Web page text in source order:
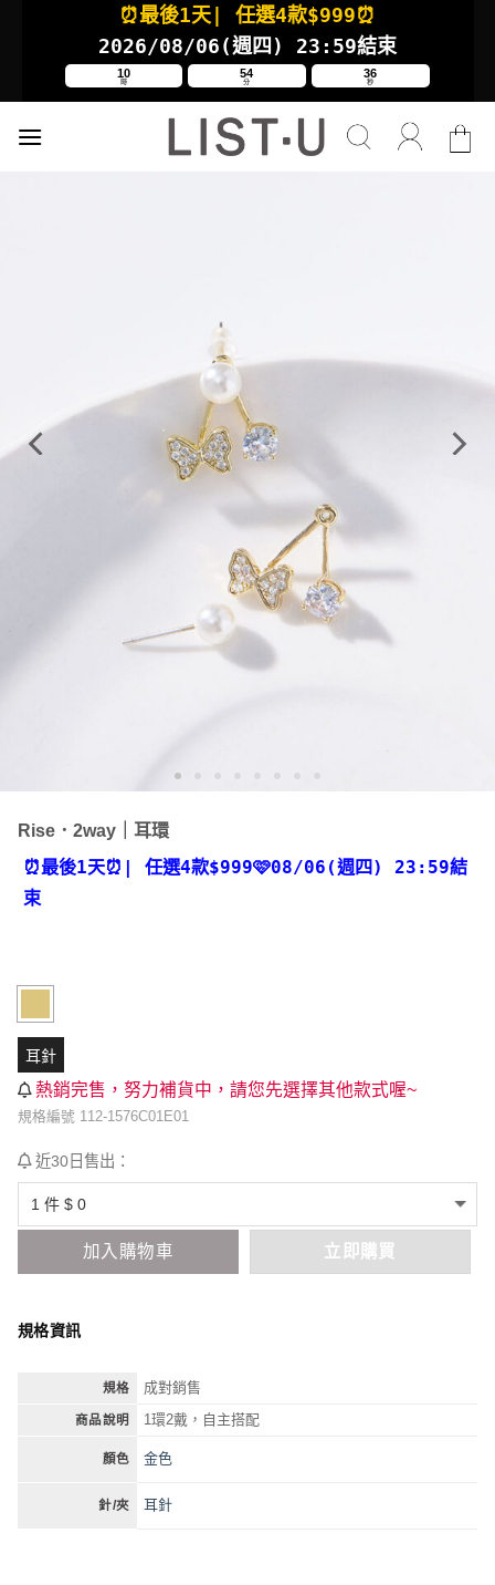
⏰最後1天 | 任選4款$999⏰
2026/08/06(週四 ) 23:59結束
10
時
54
分
36
秒
Rise．2way｜耳環
⏰最後1天⏰ | 任選4款$999🩷08/06(週四) 23:59結
束
耳針
熱銷完售，努力補貨中，請您先選擇其他款式喔~
規格編號 112-1576C01E01
近30日售出：
加入購物車 立即購買
規格資訊
規格 成對銷售
商品說明 1環2戴，自主搭配
顏色 金色
針/夾 耳針